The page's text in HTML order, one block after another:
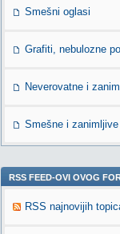
Smešni oglasi
Grafiti, nebulozne
Neverovatne i
Smešne i
RSS FEED-OVI OVOG
RSS najnovijih